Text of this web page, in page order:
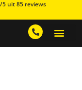
5 uit 85 reviews